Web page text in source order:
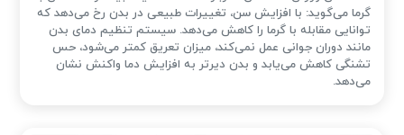
گرما می‌گوید: با افزایش سن، تغییرات طبیعی در بدن رخ می‌دهد که
توانایی مقابله با گرما را کاهش می‌دهد. سیستم تنظیم دمای بدن
مانند دوران جوانی عمل نمی‌کند، میزان تعریق کمتر می‌شود، حس
تشنگی کاهش می‌یابد و بدن دیرتر به افزایش دما واکنش نشان
می‌دهد.